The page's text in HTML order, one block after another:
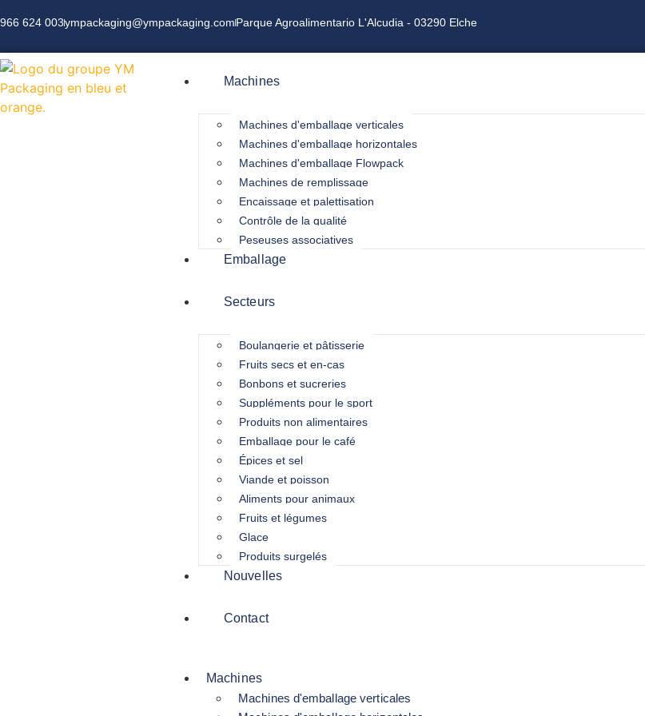
966 624 003ympackaging@ympackaging.comParque Agroalimentario L'Alcudia - 03290 Elche
Machines
Machines d'emballage verticales
Machines d'emballage horizontales
Machines d'emballage Flowpack
Machines de remplissage
Encaissage et palettisation
Contrôle de la qualité
Peseuses associatives
Emballage
Secteurs
Boulangerie et pâtisserie
Fruits secs et en-cas
Bonbons et sucreries
Suppléments pour le sport
Produits non alimentaires
Emballage pour le café
Épices et sel
Viande et poisson
Aliments pour animaux
Fruits et légumes
Glace
Produits surgelés
Nouvelles
Contact
Machines
Machines d'emballage verticales